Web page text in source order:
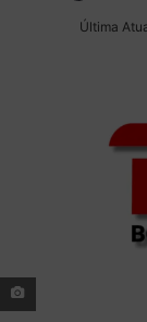
Última